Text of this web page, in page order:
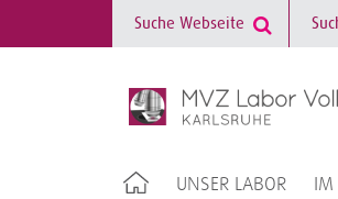
UNSER LABOR